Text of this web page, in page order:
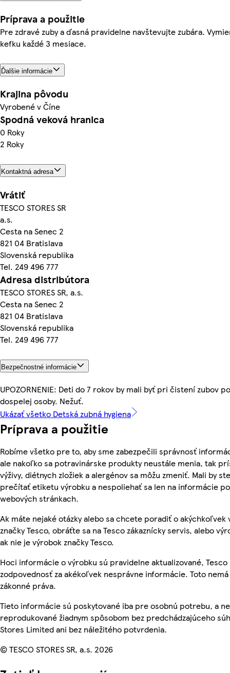
Príprava a použitie
Pre zdravé zuby a ďasná pravidelne navštevujte zubára.
kefku každé 3 mesiace.
Ďalšie informácie
Krajina pôvodu
Vyrobené v Číne
Spodná veková hranica
0 Roky
2 Roky
Kontaktná adresa
Vrátiť
TESCO STORES SR
a.s.
Cesta na Senec 2
821 04 Bratislava
Slovenská republika
Tel. 249 496 777
Adresa distribútora
TESCO STORES SR, a.s.
Cesta na Senec 2
821 04 Bratislava
Slovenská republika
Tel. 249 496 777
Bezpečnostné informácie
UPOZORNENIE: Deti do 7 rokov by mali byť pri čistení zubov
dospelej osoby. Nežuť.
Ukázať všetko Detská zubná hygiena
Príprava a použitie
Robíme všetko pre to, aby sme zabezpečili správnosť
ale nakoľko sa potravinárske produkty neustále menia, tak
výživy, diétnych zložiek a alergénov sa môžu zmeniť. Mali by
prečítať etiketu výrobku a nespoliehať sa len na informácie
webových stránkach.
Ak máte nejaké otázky alebo sa chcete poradiť o akýchkoľvek
značky Tesco, obráťte sa na Tesco zákaznícky servis, alebo
ak nie je výrobok značky Tesco.
Hoci informácie o výrobku sú pravidelne aktualizované, Tesco
zodpovednosť za akékoľvek nesprávne informácie. Toto nemá
zákonné práva.
Tieto informácie sú poskytované iba pre osobnú potrebu, a
reprodukované žiadnym spôsobom bez predchádzajúceho
Stores Limited ani bez náležitého potvrdenia.
© TESCO STORES SR, a.s. 2026